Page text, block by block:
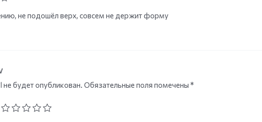
не подошёл верх, совсем не держит форму
будет опубликован. Обязательные поля помечены*